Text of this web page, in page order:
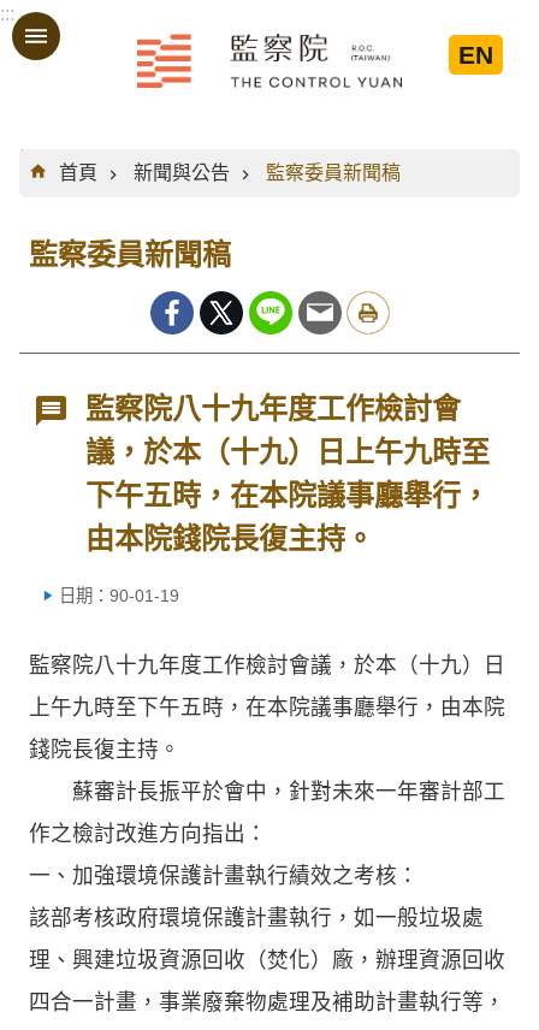
跳到主要內容區塊
:::
EN
:::
首頁
新聞與公告 監察委員新聞稿
監察委員新聞稿
監察院八十九年度工作檢討會
議，於本（十九）日上午九時至
下午五時，在本院議事廳舉行，
由本院錢院長復主持。
日期：90-01-19
監察院八十九年度工作檢討會議，於本（十九）日
上午九時至下午五時，在本院議事廳舉行，由本院
錢院長復主持。
蘇審計長振平於會中，針對未來一年審計部工
作之檢討改進方向指出：
一、加強環境保護計畫執行績效之考核：
該部考核政府環境保護計畫執行，如一般垃圾處
理、興建垃圾資源回收（焚化）廠，辦理資源回收
四合一計畫，事業廢棄物處理及補助計畫執行等，